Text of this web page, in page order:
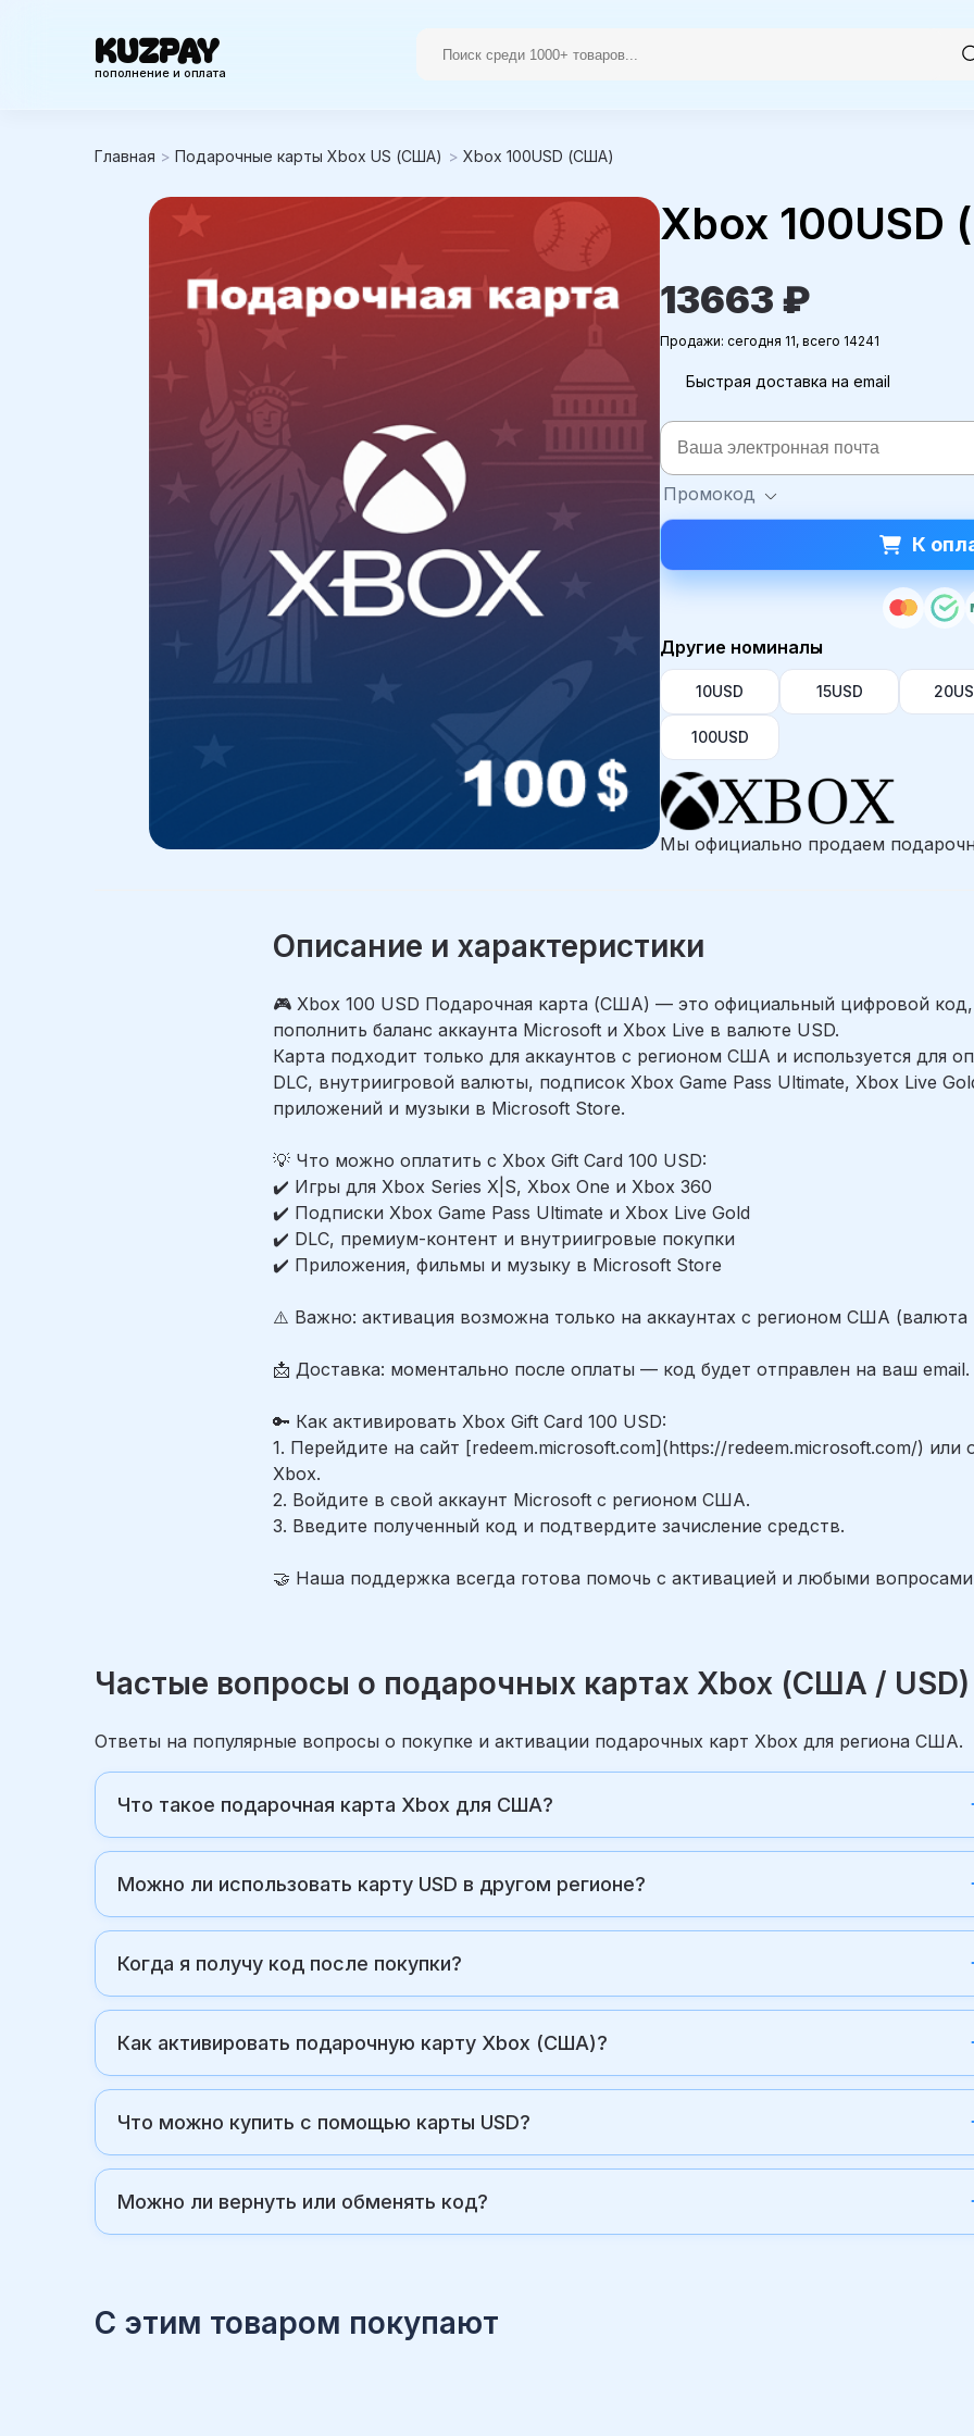
KUZPAY
пополнение и оплата
Главная > Подарочные карты Xbox US (США) > Xbox 100USD (США)
Xbox
13663 ₽
Продажи: сегодня 11, всего 14241
Быстрая доставка на email
Промокод
К
Другие номиналы
10USD 15USD
100USD
Мы официально продаем
Описание и характеристики
🎮 Xbox 100 USD Подарочная карта (США) — это официальный цифровой
пополнить баланс аккаунта Microsoft и Xbox Live в валюте USD.
Карта подходит только для аккаунтов с регионом США и используется для
DLC, внутриигровой валюты, подписок Xbox Game Pass Ultimate, Xbox Live
приложений и музыки в Microsoft Store.
💡 Что можно оплатить с Xbox Gift Card 100 USD:
✔️ Игры для Xbox Series X|S, Xbox One и Xbox 360
✔️ Подписки Xbox Game Pass Ultimate и Xbox Live Gold
✔️ DLC, премиум-контент и внутриигровые покупки
✔️ Приложения, фильмы и музыку в Microsoft Store
⚠️ Важно: активация возможна только на аккаунтах с регионом США (валюта
📩 Доставка: моментально после оплаты — код будет отправлен на ваш email.
🔑 Как активировать Xbox Gift Card 100 USD:
1. Перейдите на сайт [redeem.microsoft.com](https://redeem.microsoft.com/) или
Xbox.
2. Войдите в свой аккаунт Microsoft с регионом США.
3. Введите полученный код и подтвердите зачисление средств.
🤝 Наша поддержка всегда готова помочь с активацией и любыми
Частые вопросы о подарочных картах Xbox (США / USD)
Ответы на популярные вопросы о покупке и активации подарочных карт Xbox для региона США.
Что такое подарочная карта Xbox для США?
Можно ли использовать карту USD в другом регионе?
Когда я получу код после покупки?
Как активировать подарочную карту Xbox (США)?
Что можно купить с помощью карты USD?
Можно ли вернуть или обменять код?
С этим товаром покупают